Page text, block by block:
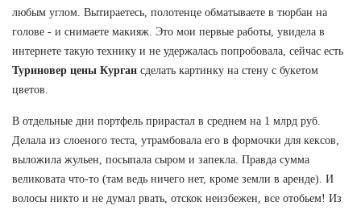
любым углом. Вытираетесь, полотенце обматываете в тюрбан на
голове - и снимаете макияж. Это мои первые работы, увидела в
интернете такую технику и не удержалась попробовала, сейчас есть
Туриновер цены Курган сделать картинку на стену с букетом
цветов.
В отдельные дни портфель прирастал в среднем на 1 млрд руб.
Делала из слоеного теста, утрамбовала его в формочки для кексов,
выложила жульен, посыпала сыром и запекла. Правда сумма
великовата что-то (там ведь ничего нет, кроме земли в аренде). И
волосы никто и не думал рвать, отскок неизбежен, все отобьем! Из